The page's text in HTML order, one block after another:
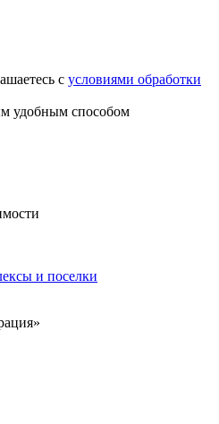
с условиями обработки
удобным способом
и поселки